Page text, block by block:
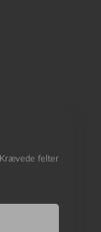
Krævede felter